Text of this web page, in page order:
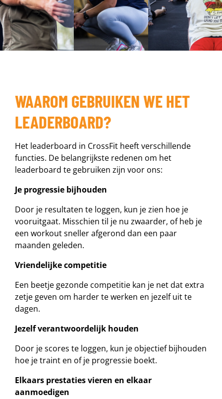
WAAROM GEBRUIKEN WE HET
LEADERBOARD?
Het leaderboard in CrossFit heeft verschillende
functies. De belangrijkste redenen om het
leaderboard te gebruiken zijn voor ons:
Je progressie bijhouden
Door je resultaten te loggen, kun je zien hoe je
vooruitgaat. Misschien til je nu zwaarder, of heb je
een workout sneller afgerond dan een paar
maanden geleden.
Vriendelijke competitie
Een beetje gezonde competitie kan je net dat extra
zetje geven om harder te werken en jezelf uit te
dagen.
Jezelf verantwoordelijk houden
Door je scores te loggen, kun je objectief bijhouden
hoe je traint en of je progressie boekt.
Elkaars prestaties vieren en elkaar
aanmoedigen